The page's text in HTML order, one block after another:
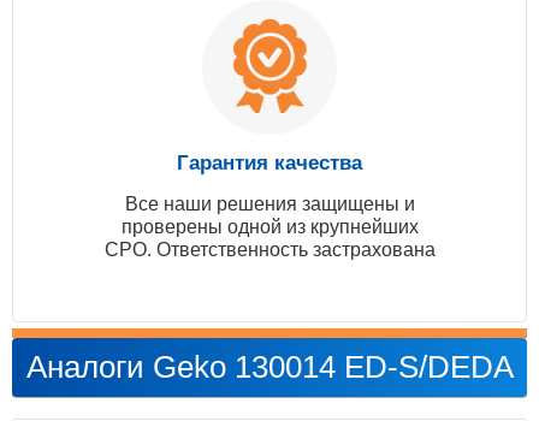
Гарантия качества
Все наши решения защищены и
проверены одной из крупнейших
СРО. Ответственность застрахована
Аналоги Geko 130014 ED-S/DEDA